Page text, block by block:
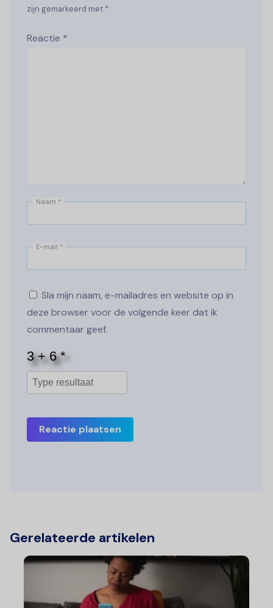
zijn gemarkeerd met *
Reactie *
Naam *
E-mail *
Sla mijn naam, e-mailadres en website op in
deze browser voor de volgende keer dat ik
commentaar geef.
Reactie plaatsen
Gerelateerde artikelen